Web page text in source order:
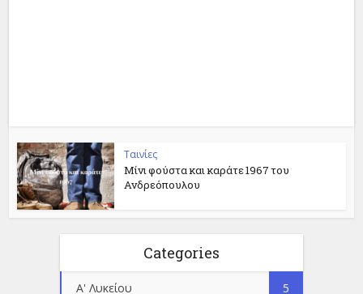
Ταινίες
Μίνι φούστα και καράτε 1967 του
Ανδρεόπουλου
Categories
Α' Λυκείου 5